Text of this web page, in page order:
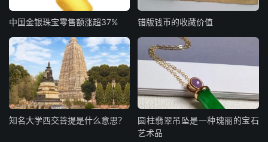
中国金银珠宝零售额涨超37% 错版钱币的收藏价值
知名大学西交菩提是什么意思？
圆柱翡翠吊坠是一种瑰丽的宝石
艺术品